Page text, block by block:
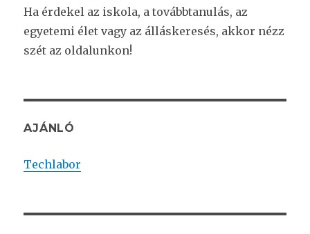
Ha érdekel az iskola, a továbbtanulás, az
egyetemi élet vagy az álláskeresés, akkor nézz
szét az oldalunkon!
AJÁNLÓ
Techlabor